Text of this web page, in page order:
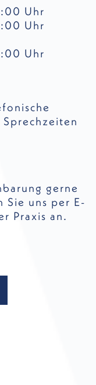
Uhr
Uhr
Uhr
gerne
Sie uns per E-
Praxis an.